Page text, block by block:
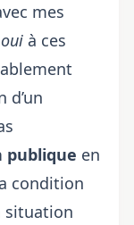
mes
oui à ces
d’un
publique en
condition
situation